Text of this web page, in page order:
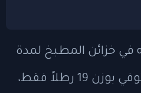
في خزائن المطبخ لمدة
تصل إلى عامين، مما أدى إلى إصابته بسوء تغذية شديد لدرجة أنه توفي بوزن 19 رطلاً فقط،